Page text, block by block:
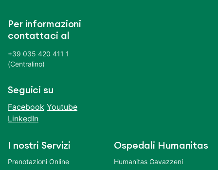
Per informazioni
contattaci al
+39 035 420 411 1
(Centralino)
Seguici su
Facebook Youtube
LinkedIn
I nostri Servizi
Prenotazioni Online
Ospedali Humanitas
Humanitas Gavazzeni